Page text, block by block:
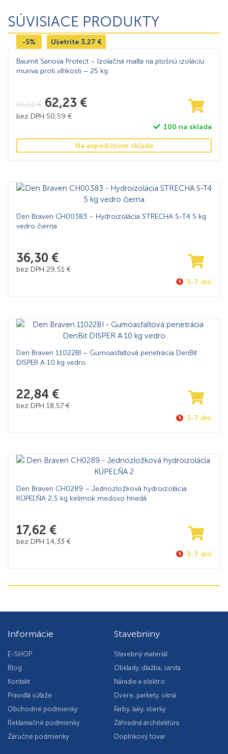
SÚVISIACE PRODUKTY
-5% Ušetríte 3,27 €
Baumit Sanova Protect – Izolačná malta na plošnú izoláciu
muriva proti vlhkosti – 25 kg
65,50€ 62,23 €
bez DPH 50,59 €
100 na sklade
Na expedičnom sklade
Den Braven CH00383 – Hydroizolácia STRECHA S-T4 5 kg
vedro čierna
36,30 €
bez DPH 29,51 €
3-7 dní
Den Braven 11022BI – Gumoasfaltová penetrácia DenBit
DISPER A 10 kg vedro
22,84 €
bez DPH 18,57 €
3-7 dní
Den Braven CH0289 – Jednozložková hydroizolácia
KÚPEĽŇA 2,5 kg kelímok medovo hnedá
17,62 €
bez DPH 14,33 €
3-7 dní
Informácie
E-SHOP
Blog
Kontakt
Pravidlá súťaže
Obchodné podmienky
Reklamačné podmienky
Záručné podmienky
Stavebniny
Stavebný materiál
Obklady, dlažba, sanita
Náradie a elektro
Dvere, parkety, okná
Farby, laky, stierky
Záhradná architektúra
Doplnkový tovar